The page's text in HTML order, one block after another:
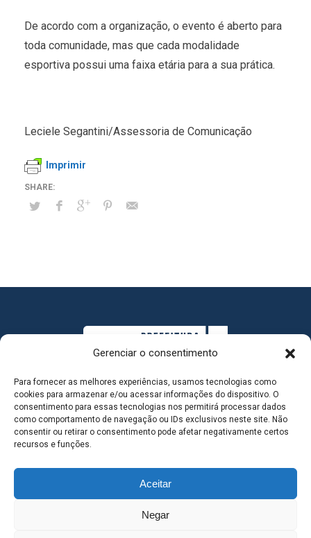
Gerenciar o consentimento
Para fornecer as melhores experiências, usamos tecnologias como
cookies para armazenar e/ou acessar informações do dispositivo. O
consentimento para essas tecnologias nos permitirá processar dados
como comportamento de navegação ou IDs exclusivos neste site. Não
consentir ou retirar o consentimento pode afetar negativamente certos
recursos e funções.
Aceitar
Negar
De acordo com a organização, o evento é aberto para
toda comunidade, mas que cada modalidade
esportiva possui uma faixa etária para a sua prática.
Leciele Segantini/Assessoria de Comunicação
Imprimir
MAPA DO SITE
SEDE DO ADMINISTRATIVO MUNICIPAL - Avenida